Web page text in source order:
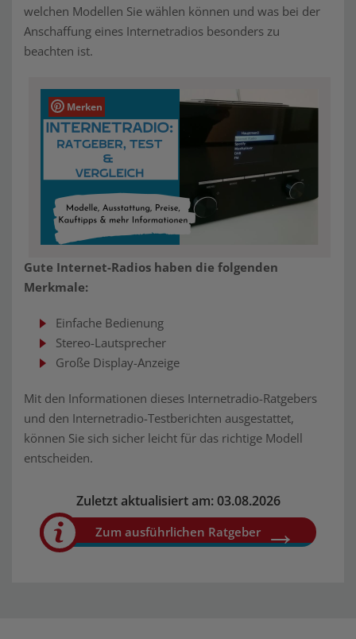
welchen Modellen Sie wählen können und was bei der
Anschaffung eines Internetradios besonders zu
beachten ist.
Merken
Gute Internet-Radios haben die folgenden
Merkmale:
Einfache Bedienung
Stereo-Lautsprecher
Große Display-Anzeige
Mit den Informationen dieses Internetradio-Ratgebers
und den Internetradio-Testberichten ausgestattet,
können Sie sich sicher leicht für das richtige Modell
entscheiden.
Zuletzt aktualisiert am: 03.08.2026
Zum ausführlichen Ratgeber